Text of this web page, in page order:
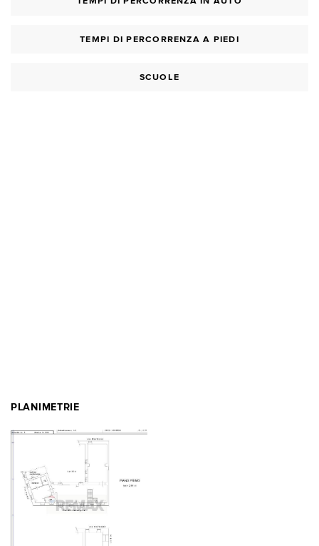
TEMPI DI PERCORRENZA A PIEDI
SCUOLE
PLANIMETRIE